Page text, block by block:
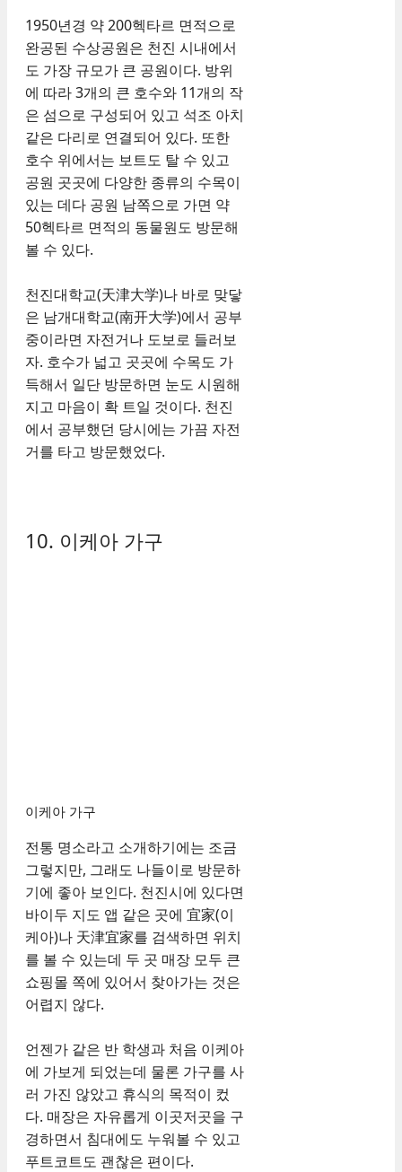
1950년경 약 200헥타르 면적으로
완공된 수상공원은 천진 시내에서
도 가장 규모가 큰 공원이다. 방위
에 따라 3개의 큰 호수와 11개의 작
은 섬으로 구성되어 있고 석조 아치
같은 다리로 연결되어 있다. 또한
호수 위에서는 보트도 탈 수 있고
공원 곳곳에 다양한 종류의 수목이
있는 데다 공원 남쪽으로 가면 약
50헥타르 면적의 동물원도 방문해
볼 수 있다.
천진대학교(天津大学)나 바로 맞닿
은 남개대학교(南开大学)에서 공부
중이라면 자전거나 도보로 들러보
자. 호수가 넓고 곳곳에 수목도 가
득해서 일단 방문하면 눈도 시원해
지고 마음이 확 트일 것이다. 천진
에서 공부했던 당시에는 가끔 자전
거를 타고 방문했었다.
10. 이케아 가구
이케아 가구
전통 명소라고 소개하기에는 조금
그렇지만, 그래도 나들이로 방문하
기에 좋아 보인다. 천진시에 있다면
바이두 지도 앱 같은 곳에 宜家(이
케아)나 天津宜家를 검색하면 위치
를 볼 수 있는데 두 곳 매장 모두 큰
쇼핑몰 쪽에 있어서 찾아가는 것은
어렵지 않다.
언젠가 같은 반 학생과 처음 이케아
에 가보게 되었는데 물론 가구를 사
러 가진 않았고 휴식의 목적이 컸
다. 매장은 자유롭게 이곳저곳을 구
경하면서 침대에도 누워볼 수 있고
푸트코트도 괜찮은 편이다.